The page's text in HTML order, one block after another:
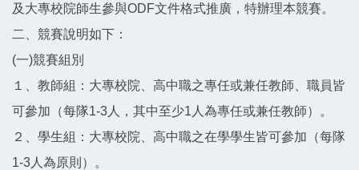
及大專校院師生參與ODF文件格式推廣，特辦理本競賽。
二、競賽說明如下：
(一)競賽組別
１、教師組：大專校院、高中職之專任或兼任教師、職員皆
可參加（每隊1-3人，其中至少1人為專任或兼任教師）。
２、學生組：大專校院、高中職之在學學生皆可參加（每隊
1-3人為原則）。